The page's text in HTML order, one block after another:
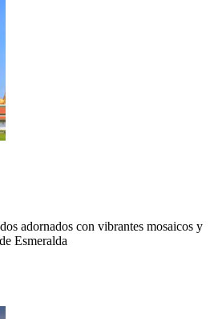
adornados con vibrantes mosaicos y
Esmeralda